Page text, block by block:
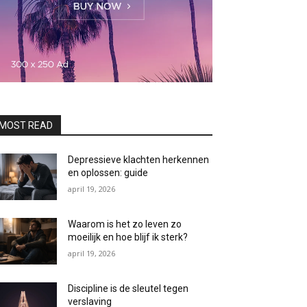
READ
Depressieve klachten herkennen
en oplossen: guide
april 19, 2026
Waarom is het zo leven zo
moeilijk en hoe blijf ik sterk?
april 19, 2026
Discipline is de sleutel tegen
verslaving